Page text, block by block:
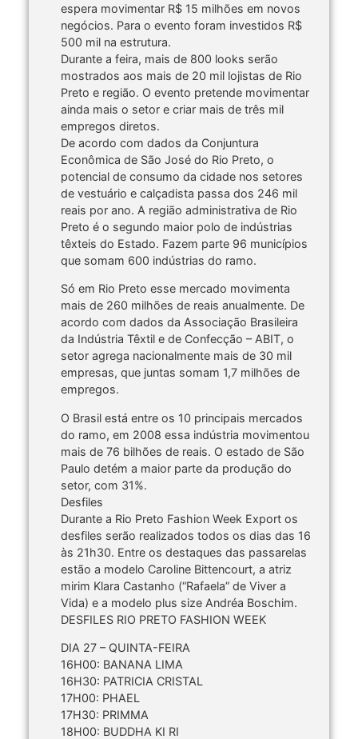
espera movimentar R$ 15 milhões em novos
negócios. Para o evento foram investidos R$
500 mil na estrutura.
Durante a feira, mais de 800 looks serão
mostrados aos mais de 20 mil lojistas de Rio
Preto e região. O evento pretende movimentar
ainda mais o setor e criar mais de três mil
empregos diretos.
De acordo com dados da Conjuntura
Econômica de São José do Rio Preto, o
potencial de consumo da cidade nos setores
de vestuário e calçadista passa dos 246 mil
reais por ano. A região administrativa de Rio
Preto é o segundo maior polo de indústrias
têxteis do Estado. Fazem parte 96 municípios
que somam 600 indústrias do ramo.
Só em Rio Preto esse mercado movimenta
mais de 260 milhões de reais anualmente. De
acordo com dados da Associação Brasileira
da Indústria Têxtil e de Confecção – ABIT, o
setor agrega nacionalmente mais de 30 mil
empresas, que juntas somam 1,7 milhões de
empregos.
O Brasil está entre os 10 principais mercados
do ramo, em 2008 essa indústria movimentou
mais de 76 bilhões de reais. O estado de São
Paulo detém a maior parte da produção do
setor, com 31%.
Desfiles
Durante a Rio Preto Fashion Week Export os
desfiles serão realizados todos os dias das 16
às 21h30. Entre os destaques das passarelas
estão a modelo Caroline Bittencourt, a atriz
mirim Klara Castanho (“Rafaela” de Viver a
Vida) e a modelo plus size Andréa Boschim.
DESFILES RIO PRETO FASHION WEEK
DIA 27 – QUINTA-FEIRA
16H00: BANANA LIMA
16H30: PATRICIA CRISTAL
17H00: PHAEL
17H30: PRIMMA
18H00: BUDDHA KI RI